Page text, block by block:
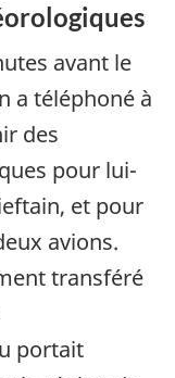
avant le
a téléphoné à
des
pour lui-
et pour
avions.
transféré
portait